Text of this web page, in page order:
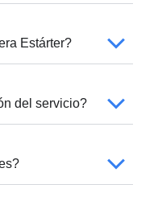
Estárter?
del servicio?